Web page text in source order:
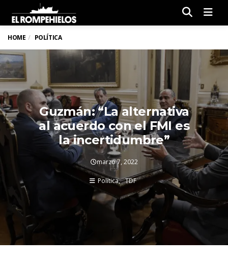
HOME POLÍTICA
Guzmán: “La alternativa
al acuerdo con el FMI es
la incertidumbre”
marzo 7, 2022
Política TDF